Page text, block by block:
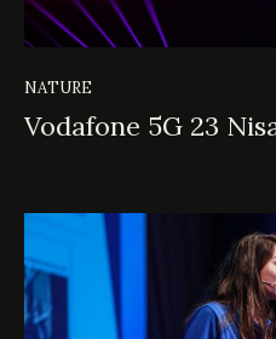
NATURE
Vodafone 5G 23